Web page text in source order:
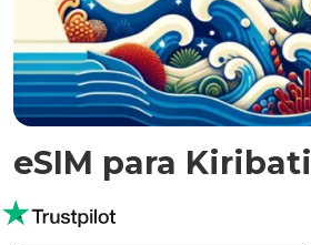
eSIM para Kiribati